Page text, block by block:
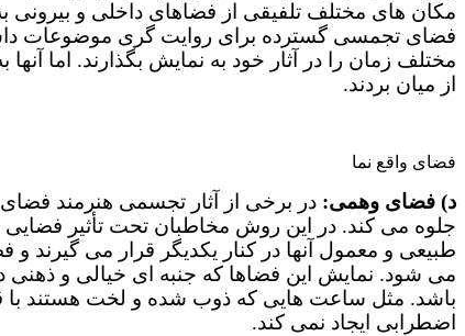
مکان های مختلف تلفیقی از فضاهای داخلی و بیرونی
فضای تجمسی گسترده برای روایت گری موضوعات
مختلف زمان را در آثار خود به نمایش بگذارند. اما
از میان بردند.
فضای واقع نما
د) فضای وهمی: در برخی از آثار تجسمی هنرمند
جلوه می کند. در این روش مخاطبان تحت تأثیر
طبیعی و معمول آنها در کنار یکدیگر قرار می گیرند و
می شود. نمایش این فضاها که جنبه ای خیالی و ذهنی
باشد. مثل ساعت هایی که ذوب شده و لخت هستند با
اضطرابی ایجاد نمی کند.